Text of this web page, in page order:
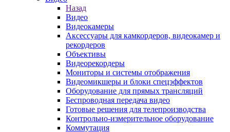
Назад
Видео
Видеокамеры
Аксессуары для камкордеров, видеокамер и
рекордеров
Объективы
Видеорекордеры
Мониторы и системы отображения
Видеомикшеры и блоки спецэффектов
Оборудование для прямых трансляций
Беспроводная передача видео
Готовые решения для телепроизводства
Контрольно-измерительное оборудование
Коммутация